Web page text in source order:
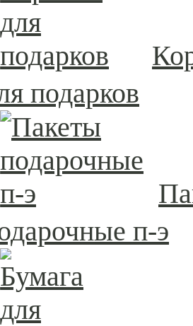
подарков
п-э